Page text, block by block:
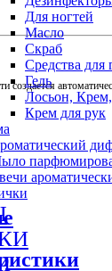
Для ногтей
Масло
Скраб
Средства для
Гель
Лосьон,
Крем для рук
создается